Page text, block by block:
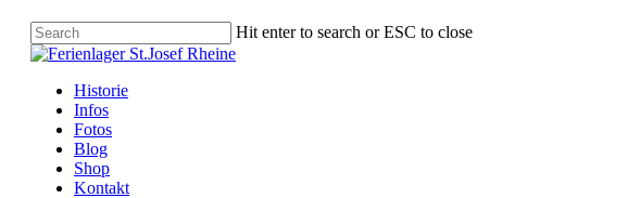
Hit enter to search or ESC to close
Historie
Infos
Fotos
Blog
Shop
Kontakt